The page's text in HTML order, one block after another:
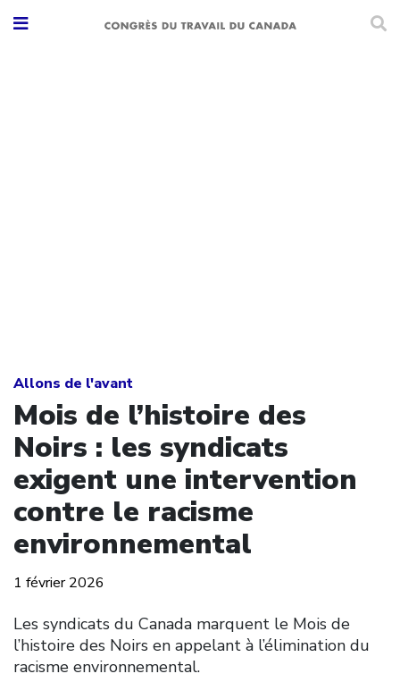
Allons de l'avant
Mois de l’histoire des
Noirs : les syndicats
exigent une intervention
contre le racisme
environnemental
1 février 2026
Les syndicats du Canada marquent le Mois de
l’histoire des Noirs en appelant à l’élimination du
racisme environnemental.